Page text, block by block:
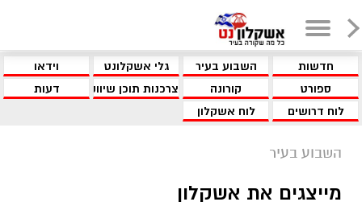
חדשות השבוע בעיר גלי אשקלונט
וידאו
ספורט
קורונה צרכנות תוכן שיווקי
דעות
לוח דרושים
לוח אשקלון
השבוע בעיר
מייצגים את אשקלון